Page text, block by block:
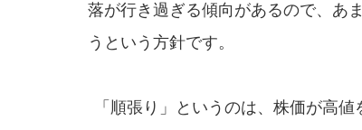
落が行き過ぎる傾向があるので、あ
うという方針です。
「順張り」というのは、株価が高